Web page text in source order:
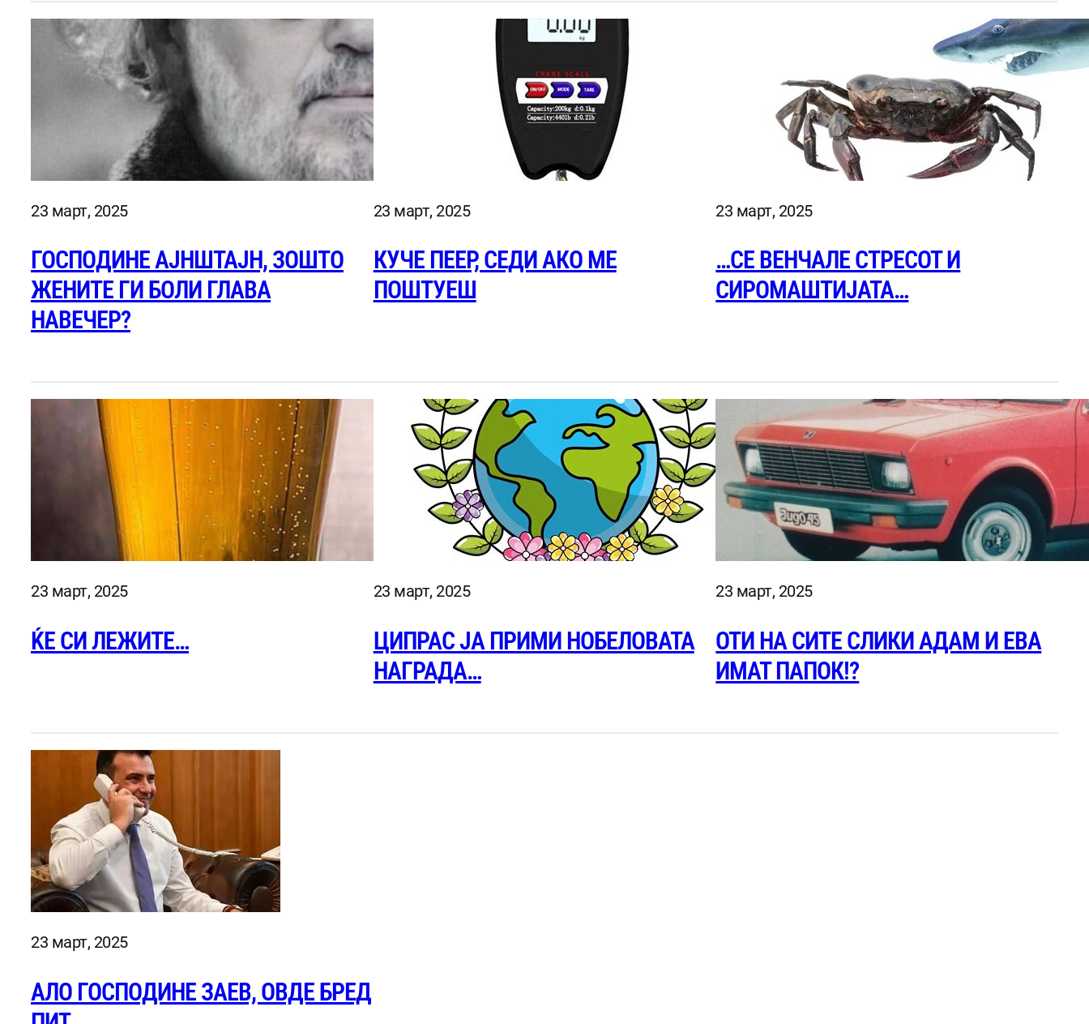
23 март, 2025
ГОСПОДИНЕ АЈНШТАЈН, ЗОШТО
ЖЕНИТЕ ГИ БОЛИ ГЛАВА
НАВЕЧЕР?
23 март, 2025
КУЧЕ ПЕЕР, СЕДИ АКО МЕ
ПОШТУЕШ
23 март, 2025
…СЕ ВЕНЧАЛЕ CТРECОТ И
СИРОМАШТИЈАТА…
23 март, 2025
ЌЕ СИ ЛЕЖИТЕ…
23 март, 2025
ЦИПРАС ЈА ПРИМИ НОБЕЛОВАТА
НАГРАДА…
23 март, 2025
ОТИ НА СИТЕ СЛИКИ АДАМ И ЕВА
ИМАТ ПАПОК!?
23 март, 2025
АЛО ГОСПОДИНЕ ЗАЕВ, ОВДЕ БРЕД